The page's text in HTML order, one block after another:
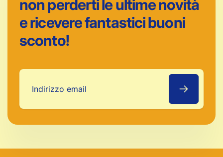
non perderti le ultime novità
e ricevere fantastici buoni
sconto!
Indirizzo